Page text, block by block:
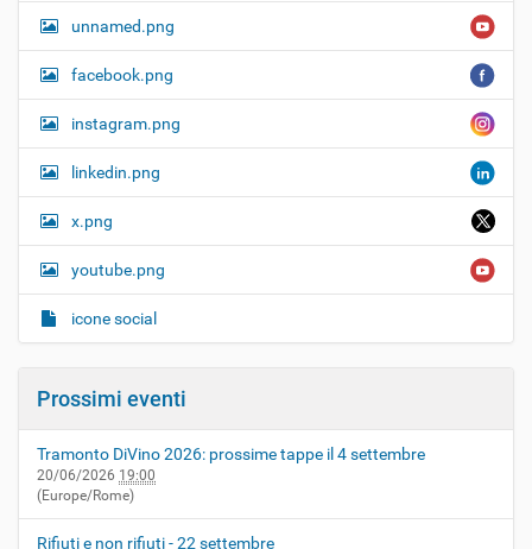
unnamed.png
facebook.png
instagram.png
linkedin.png
x.png
youtube.png
icone social
Prossimi eventi
Tramonto DiVino 2026: prossime tappe il 4 settembre
20/06/2026 19:00
(Europe/Rome)
Rifiuti e non rifiuti - 22 settembre